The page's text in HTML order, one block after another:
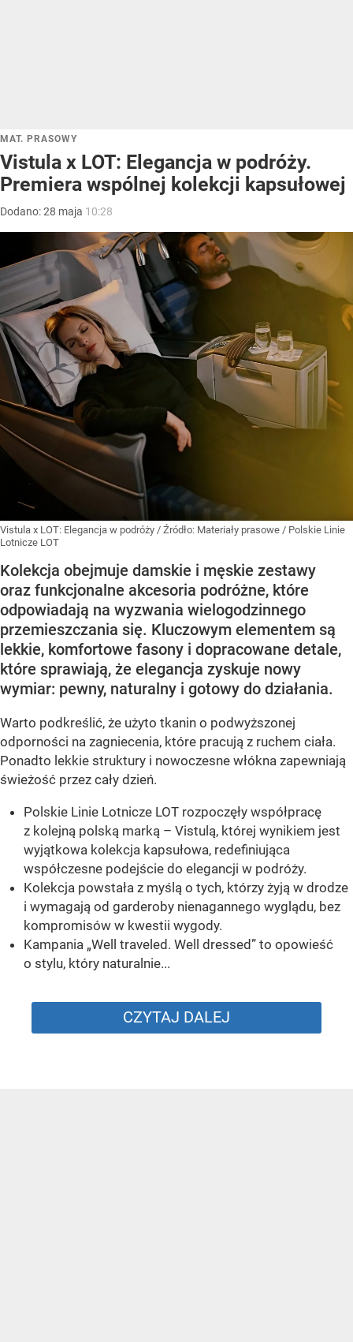
MAT. PRASOWY
Vistula x LOT: Elegancja w podróży.
Premiera wspólnej kolekcji kapsułowej
Dodano:28 maja 10:28
Vistula x LOT: Elegancja w podróży / Źródło: Materiały prasowe / Polskie Linie
Lotnicze LOT
Kolekcja obejmuje damskie i męskie zestawy
oraz funkcjonalne akcesoria podróżne, które
odpowiadają na wyzwania wielogodzinnego
przemieszczania się. Kluczowym elementem są
lekkie, komfortowe fasony i dopracowane detale,
które sprawiają, że elegancja zyskuje nowy
wymiar: pewny, naturalny i gotowy do działania.
Warto podkreślić, że użyto tkanin o podwyższonej
odporności na zagniecenia, które pracują z ruchem ciała.
Ponadto lekkie struktury i nowoczesne włókna zapewniają
świeżość przez cały dzień.
Polskie Linie Lotnicze LOT rozpoczęły współpracę
z kolejną polską marką – Vistulą, której wynikiem jest
wyjątkowa kolekcja kapsułowa, redefiniująca
współczesne podejście do elegancji w podróży.
Kolekcja powstała z myślą o tych, którzy żyją w drodze
i wymagają od garderoby nienagannego wyglądu, bez
kompromisów w kwestii wygody.
Kampania „Well traveled. Well dressed” to opowieść
o stylu, który naturalnie...
CZYTAJ DALEJ